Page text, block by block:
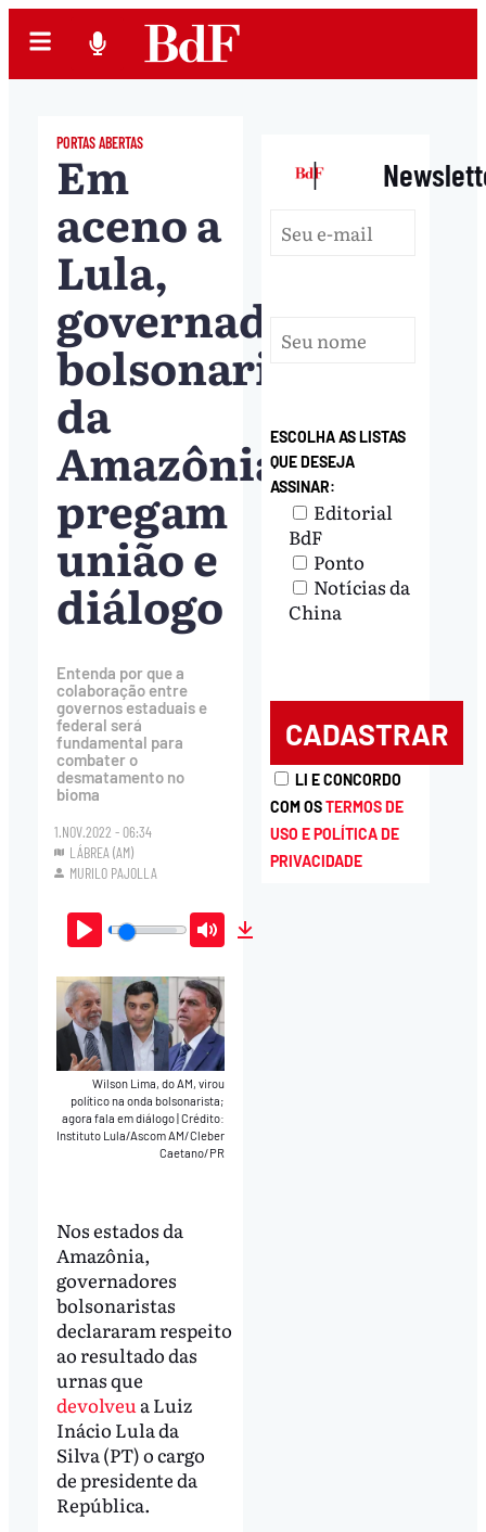
PORTAS ABERTAS
Em
aceno a
Lula,
governadores
bolsonaristas
da
Amazônia
pregam
união e
diálogo
Entenda por que a
colaboração entre
governos estaduais e
federal será
fundamental para
combater o
desmatamento no
bioma
1.NOV.2022 - 06:34
LÁBREA (AM)
MURILO PAJOLLA
Play Mute
Wilson Lima, do AM, virou
político na onda bolsonarista;
agora fala em diálogo|Crédito:
Instituto Lula/Ascom AM/Cleber
Caetano/PR
Nos estados da
Amazônia,
governadores
bolsonaristas
declararam respeito
ao resultado das
urnas que
devolveu a Luiz
Inácio Lula da
Silva (PT) o cargo
de presidente da
República.
|
ESCOLHA AS LISTAS
QUE DESEJA
ASSINAR:
Editorial
BdF
Ponto
Notícias da
China
LI E CONCORDO
COM OSTERMOS DE
USO E POLÍTICA DE
PRIVACIDADE